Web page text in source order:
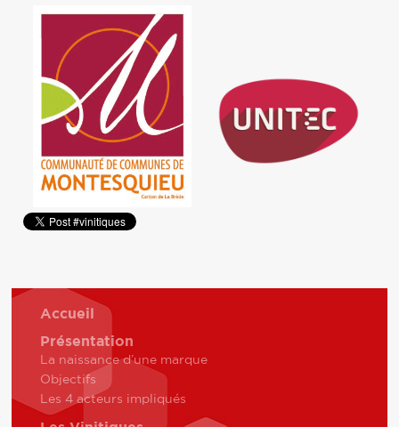
Accueil
Présentation
La naissance d’une marque
Objectifs
Les 4 acteurs impliqués